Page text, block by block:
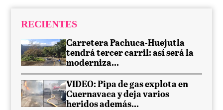
RECIENTES
Carretera Pachuca-Huejutla
tendrá tercer carril: así será la
moderniza...
VIDEO: Pipa de gas explota en
Cuernavaca y deja varios
heridos además...